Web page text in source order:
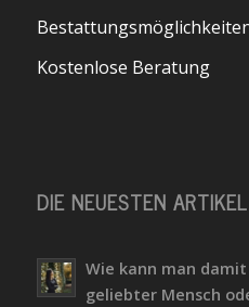
Kostenlose Beratung
DIE NEUESTEN ARTIKEL
Wie kann man
geliebter Mensch